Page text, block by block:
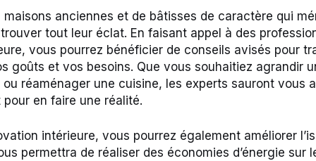
anciennes et de bâtisses de caractère qui
tout leur éclat. En faisant appel à des
vous pourrez bénéficier de conseils avisés pour
goûts et vos besoins. Que vous souhaitiez agrandir
ou réaménager une cuisine, les experts sauront vous
en faire une réalité.
intérieure, vous pourrez également améliorer
permettra de réaliser des économies d’énergie sur